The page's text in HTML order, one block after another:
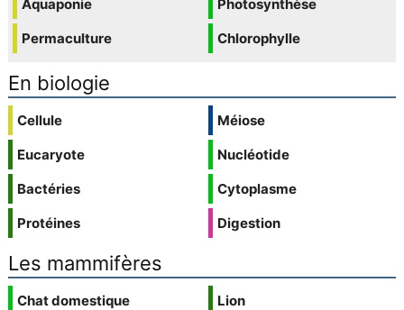
Aquaponie
Permaculture
Photosynthèse
Chlorophylle
En biologie
Cellule
Eucaryote
Bactéries
Protéines
Méiose
Nucléotide
Cytoplasme
Digestion
Les mammifères
Chat domestique
Lion